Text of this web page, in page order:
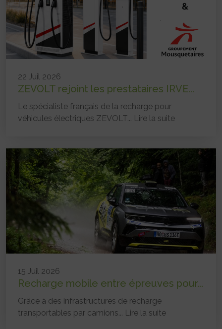
22 Juil 2026
ZEVOLT rejoint les prestataires IRVE...
Le spécialiste français de la recharge pour
véhicules électriques ZEVOLT... Lire la suite
15 Juil 2026
Recharge mobile entre épreuves pour...
Grâce à des infrastructures de recharge
transportables par camions... Lire la suite